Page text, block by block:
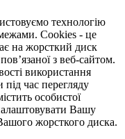
технологію
Cookies - це
на жорсткий диск
з веб-сайтом.
використання
під час перегляду
особистої
Вашу
жорсткого диска.